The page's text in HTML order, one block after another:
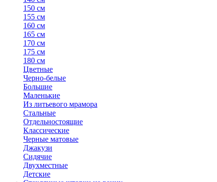
150 см
155 см
160 см
165 см
170 см
175 см
180 см
Цветные
Черно-белые
Большие
Маленькие
Из литьевого мрамора
Стальные
Отдельностоящие
Классические
Черные матовые
Джакузи
Сидячие
Двухместные
Детские